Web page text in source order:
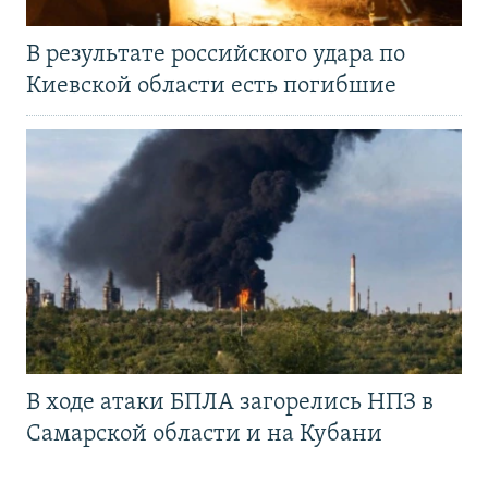
В результате российского удара по
Киевской области есть погибшие
В ходе атаки БПЛА загорелись НПЗ в
Самарской области и на Кубани